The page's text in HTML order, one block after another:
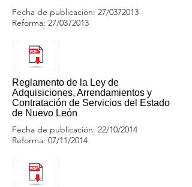
Fecha de publicación: 27/0372013
Reforma: 27/0372013
Reglamento de la Ley de
Adquisiciones, Arrendamientos y
Contratación de Servicios del Estado
de Nuevo León
Fecha de publicación: 22/10/2014
Reforma: 07/11/2014